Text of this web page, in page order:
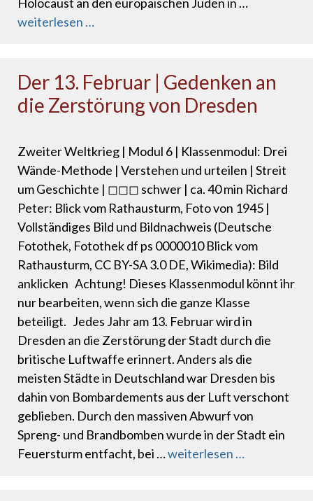
weiterlesen …
Der 13. Februar | Gedenken an
die Zerstörung von Dresden
Zweiter Weltkrieg | Modul 6 | Klassenmodul: Drei
Wände-Methode | Verstehen und urteilen | Streit
um Geschichte | ◻◻◻ schwer | ca. 40 min Richard
Peter: Blick vom Rathausturm, Foto von 1945 |
Vollständiges Bild und Bildnachweis (Deutsche
Fotothek‎, Fotothek df ps 0000010 Blick vom
Rathausturm, CC BY-SA 3.0 DE‎, Wikimedia): Bild
anklicken Achtung! Dieses Klassenmodul könnt ihr
nur bearbeiten, wenn sich die ganze Klasse
beteiligt. Jedes Jahr am 13. Februar wird in
Dresden an die Zerstörung der Stadt durch die
britische Luftwaffe erinnert. Anders als die
meisten Städte in Deutschland war Dresden bis
dahin von Bombardements aus der Luft verschont
geblieben. Durch den massiven Abwurf von
Spreng- und Brandbomben wurde in der Stadt ein
Feuersturm entfacht, bei …weiterlesen …